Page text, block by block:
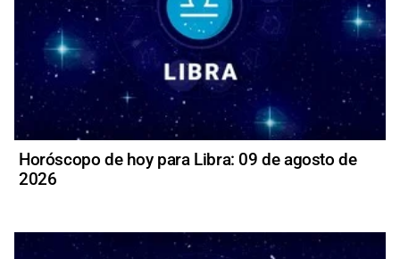
Horóscopo de hoy para Libra: 09 de agosto de
2026